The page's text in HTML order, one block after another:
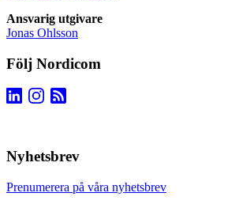
Ansvarig utgivare
Jonas Ohlsson
Följ Nordicom
Nyhetsbrev
Prenumerera på våra nyhetsbrev